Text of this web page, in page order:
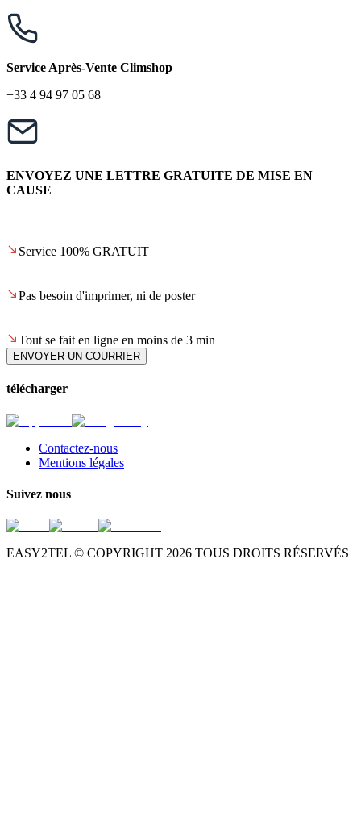
Service Après-Vente Climshop
+33 4 94 97 05 68
ENVOYEZ UNE LETTRE GRATUITE DE MISE EN
CAUSE
Service 100% GRATUIT
Pas besoin d'imprimer, ni de poster
Tout se fait en ligne en moins de 3 min
ENVOYER UN COURRIER
télécharger
Contactez-nous
Mentions légales
Suivez nous
EASY2TEL © COPYRIGHT 2026 TOUS DROITS RÉSERVÉS